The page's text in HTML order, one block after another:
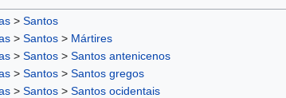
> Santos
> Santos > Mártires
> Santos > Santos antenicenos
> Santos > Santos gregos
> Santos > Santos ocidentais